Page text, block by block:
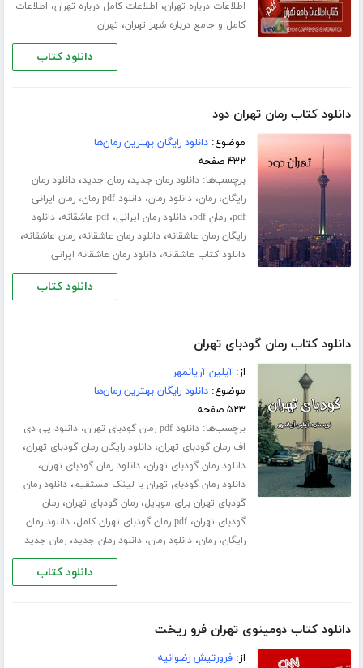
اطلاعات درباره تهران، اطلاعات کامل درباره تهران، اطلاعات
کامل و جامع درباره شهر تهران، تهران
دانلود کتاب
دانلود کتاب رمان تهران دود
موضوع:دانلود رایگان بهترین رمان‌ها
۴۳۲ صفحه
برچسب‌ها:دانلود رمان جدید،رمان جدید،دانلود رمان
رایگان،رمان،دانلود رمان،دانلود pdf رمان ،رمان ایرانی
pdf،رمان pdf ،دانلود رمان ایرانی،pdf عاشقانه ،دانلود
رایگان رمان عاشقانه،دانلود رمان عاشقانه،رمان عاشقانه،
دانلود کتاب عاشقانه،دانلود رمان عاشقانه ایرانی
دانلود کتاب
دانلود کتاب رمان گودبای تهران
از:آیلین آریانمهر
موضوع:دانلود رایگان بهترین رمان‌ها
۵۲۳ صفحه
برچسب‌ها:دانلود pdf رمان گودبای تهران ،دانلود پی دی
اف رمان گودبای تهران،دانلود رایگان رمان گودبای تهران،
دانلود رمان گودبای تهران،دانلود رمان گودبای تهران،
دانلود رمان گودبای تهران با لینک مستقیم،دانلود رمان
گودبای تهران برای موبایل،رمان گودبای تهران،رمان
گودبای تهران،pdf رمان گودبای تهران کامل ،دانلود رمان
رایگان،رمان،دانلود رمان،دانلود رمان جدید،رمان جدید
دانلود کتاب
دانلود کتاب دومینوی تهران فرو ریخت
از:فرورتیش رضوانیه